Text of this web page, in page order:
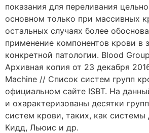
показания для переливания
основном только при массивных
остальных случаях более
применение компонентов крови в
конкретной патологии. Blood
Архивная копия от 23 декабря
Machine // Список систем групп
официальном сайте ISBT. На
и охарактеризованы десятки
систем крови, таких, как системы
Кидд, Льюис и др.